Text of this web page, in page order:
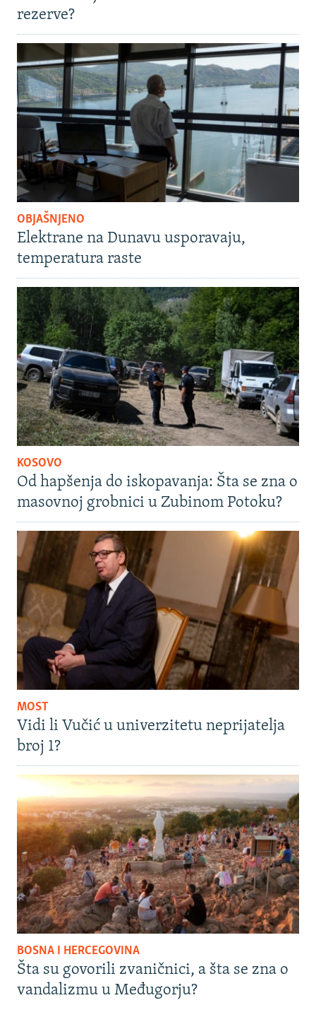
rezerve?
OBJAŠNJENO
Elektrane na Dunavu usporavaju,
temperatura raste
KOSOVO
Od hapšenja do iskopavanja: Šta se zna o
masovnoj grobnici u Zubinom Potoku?
MOST
Vidi li Vučić u univerzitetu neprijatelja
broj 1?
BOSNA I HERCEGOVINA
Šta su govorili zvaničnici, a šta se zna o
vandalizmu u Međugorju?